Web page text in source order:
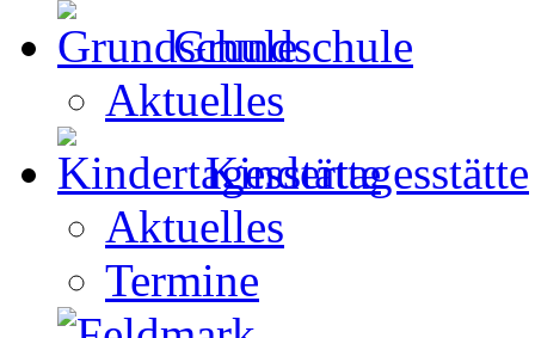
Grundschule
Aktuelles
Kindertagesstätte
Aktuelles
Termine